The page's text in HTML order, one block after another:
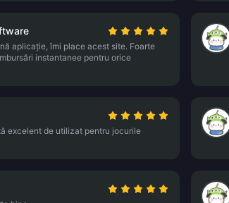
aplicație, îmi place acest site. Foarte
instantanee pentru orice
excelent de utilizat pentru jocurile